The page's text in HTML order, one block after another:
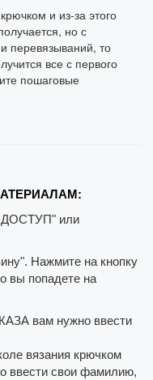
и из-за этого
но с
перевязываний, то
все с первого
пошаговые
ДОСТУП" или
Нажмите на кнопку
попадете на
вам нужно ввести
вязания крючком
ввести свои фамилию,